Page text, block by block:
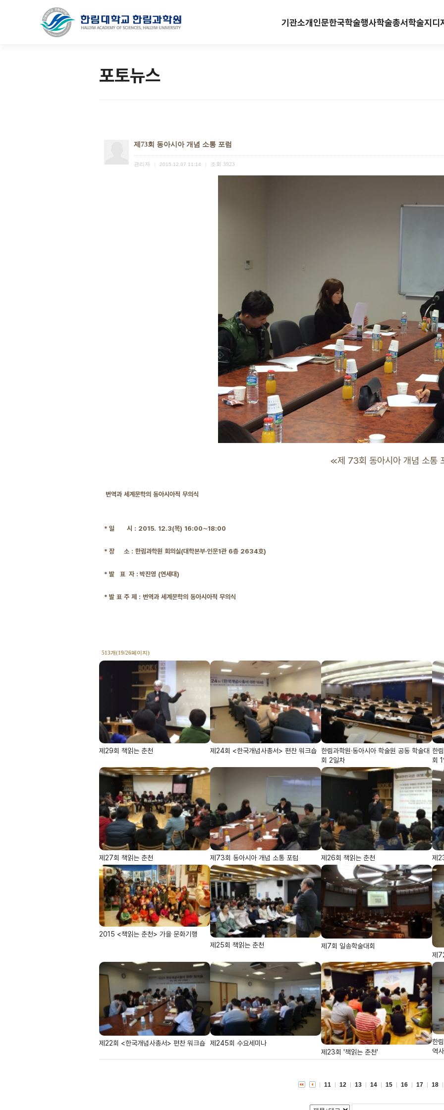
기관소개인문한국학술행사학술총서학술지디
포토뉴스
제73회 동아시아 개념 소통 포럼
관리자 2015.12.07 11:14 조회 3923
≪제 73회 동아시아 개념 소통
번역과 세계문학의 동아시아적 무의식
* 일 시 : 2015. 12.3(목) 16:00∼18:00
* 장 소 : 한림과학원 회의실(대학본부·인문1관 6층 2634호)
* 발 표 자 : 박진영 (연세대)
* 발 표 주 제 : 번역과 세계문학의 동아시아적 무의식
513개(19/26페이지)
제29회 책읽는 춘천 제24회 <한국개념사총서> 편찬 워크숍 한림과학원·동아시아 학술원 공동 학술대
회 2일차
한
회
제27회 책읽는 춘천 제73회 동아시아 개념 소통 포럼 제26회 책읽는 춘천 제
2015 <책읽는 춘천> 가을 문화기행
제25회 책읽는 춘천
제7회 일송학술대회
제
제22회 <한국개념사총서> 편찬 워크숍 제245회 수요세미나
제23회 '책읽는 춘천'
한
역
11 12 13 14 15 16 17 18